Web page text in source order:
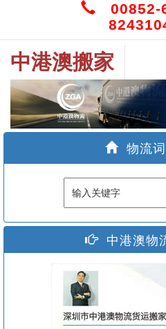
00852-
中港澳搬家
物流词
中港澳物